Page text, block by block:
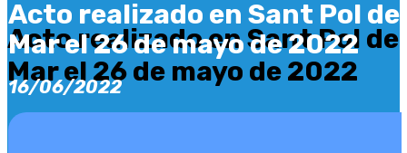
Acto realizado en Sant Pol de
Mar el 26 de mayo de 2022
Acto realizado en Sant Pol de
Mar el 26 de mayo de 2022
16/06/2022